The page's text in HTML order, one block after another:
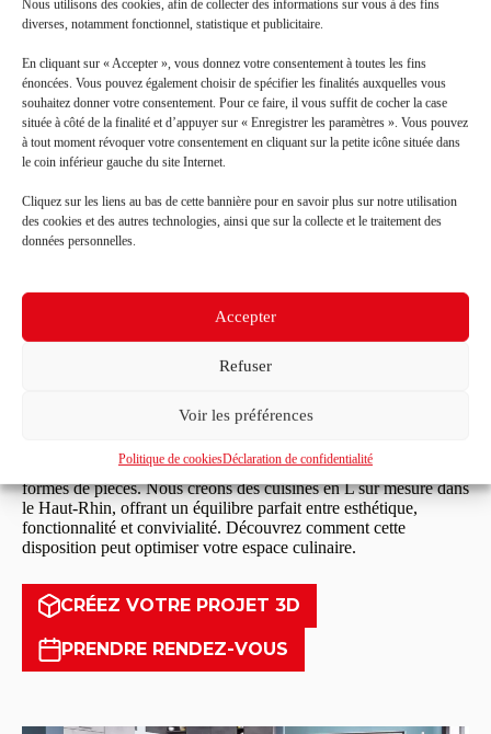
Nous utilisons des cookies, afin de collecter des informations sur vous à des fins
diverses, notamment fonctionnel, statistique et publicitaire.
En cliquant sur « Accepter », vous donnez votre consentement à toutes les fins
énoncées. Vous pouvez également choisir de spécifier les finalités auxquelles vous
souhaitez donner votre consentement. Pour ce faire, il vous suffit de cocher la case
située à côté de la finalité et d’appuyer sur « Enregistrer les paramètres ». Vous pouvez
à tout moment révoquer votre consentement en cliquant sur la petite icône située dans
le coin inférieur gauche du site Internet.
Cliquez sur les liens au bas de cette bannière pour en savoir plus sur notre utilisation
des cookies et des autres technologies, ainsi que sur la collecte et le traitement des
données personnelles.
Accepter
Refuser
Voir les préférences
Politique de cookiesDéclaration de confidentialité
ATELIER 803
RIVOLI SAN REMO
Cuisine en L
La cuisine en L est une configuration polyvalente et très
appréciée pour sa capacité à s'adapter à différentes tailles et
formes de pièces. Nous créons des cuisines en L sur mesure dans
le Haut-Rhin, offrant un équilibre parfait entre esthétique,
fonctionnalité et convivialité. Découvrez comment cette
disposition peut optimiser votre espace culinaire.
CRÉEZ VOTRE PROJET 3D
PRENDRE RENDEZ-VOUS